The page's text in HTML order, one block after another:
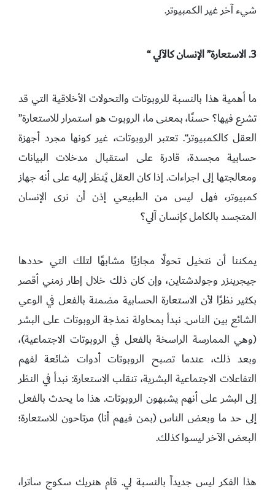
شيء آخر غير الكمبيوتر.
3. الاستعارة” الإنسان كالآلي “
ما أهمية هذا بالنسبة للروبوتات والتحولات الأخلاقية التي قد
تشرع فيها؟ حسنًا، بمعنى ما، الروبوت هو استمرار للاستعارة”
العقل كالكمبيوتر“. تعتبر الروبوتات، غير كونها مجرد أجهزة
حسابية مجسدة، قادرة على استقبال مدخلات البيانات
ومعالجتها إلى اجراءات. إذا كان العقل يُنظر إليه على أنه جهاز
كمبيوتر، فهل ليس من الطبيعي إذن أن نرى الإنسان
المتجسد بالكامل كإنسان آلي؟
يمكننا أن نتخيل تحولًا مجازيًا مشابهًا لتلك التي حددها
جيجرينزر وجولدشتاين، وإن كان ذلك خلال إطار زمني أقصر
بكثير نظرًا لأن الاستعارة الحسابية مضمنة بالفعل في الوعي
الشائع بين الناس. نبدأ بمحاولة نمذجة الروبوتات على البشر
(وهي الممارسة الراسخة بالفعل في الروبوتات الاجتماعية)،
وبعد ذلك، عندما تصبح الروبوتات أدوات شائعة لفهم
التفاعلات الاجتماعية البشرية، تنقلب الاستعارة: نبدأ في النظر
إلى البشر على أنهم يشبهون الروبوتات. هذا ما يحدث بالفعل
إلى حد ما وبعض الناس (بمن فيهم أنا) مرتاحون للاستعارة؛
البعض الآخر ليسوا كذلك.
هذا الفكر ليس جديداً بالنسبة لي. قام هنريك سكوج ساترا،